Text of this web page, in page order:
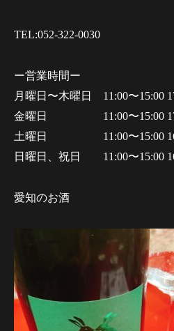
TEL:052-322-0030
ー営業時間ー
月曜日〜木曜日 11:00〜15:00
金曜日 11:00〜15:00
土曜日 11:00〜15:00
日曜日、祝日 11:00〜15:00
愛知のお酒